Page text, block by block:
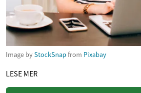
Image byStockSnapfrom Pixabay
LESE MER